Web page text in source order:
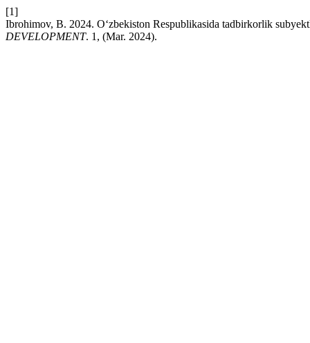
[1]
Ibrohimov, B. 2024. O‘zbekiston Respublikasida tadbirkorlik
DEVELOPMENT. 1, (Mar. 2024).